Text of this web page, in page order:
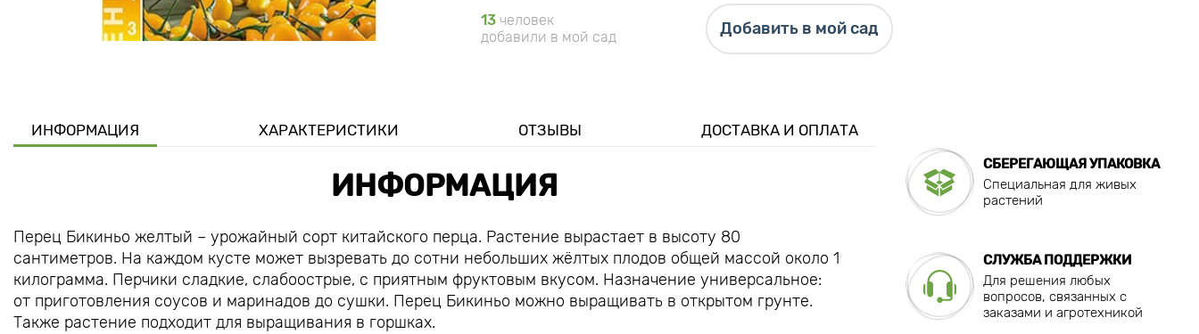
13 человек
добавили в мой сад
Добавить в мой сад
ИНФОРМАЦИЯ ХАРАКТЕРИСТИКИ ОТЗЫВЫ ДОСТАВКА И ОПЛАТА
ИНФОРМАЦИЯ
Перец Бикиньо желтый – урожайный сорт китайского перца. Растение вырастает в высоту 80
сантиметров. На каждом кусте может вызревать до сотни небольших жёлтых плодов общей массой около 1
килограмма. Перчики сладкие, слабоострые, с приятным фруктовым вкусом. Назначение универсальное:
от приготовления соусов и маринадов до сушки. Перец Бикиньо можно выращивать в открытом грунте.
Также растение подходит для выращивания в горшках.
СБЕРЕГАЮЩАЯ УПАКОВКА
Специальная для живых
растений
СЛУЖБА ПОДДЕРЖКИ
Для решения любых
вопросов, связанных с
заказами и агротехникой